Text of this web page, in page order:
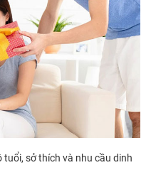
sở thích và nhu cầu dinh